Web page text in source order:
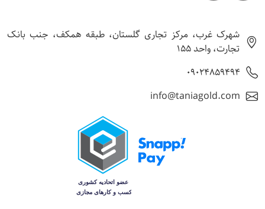
شهرک غرب، مرکز تجاری گلستان، طبقه همکف، جنب بانک
تجارت، واحد 155
09024859494
info@taniagold.com